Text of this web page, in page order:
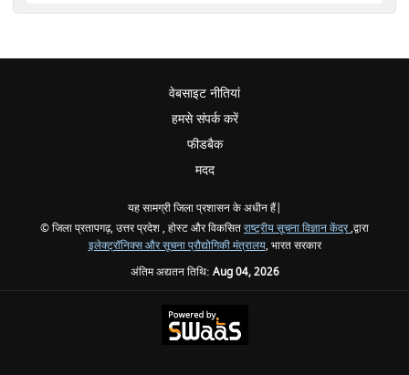
वेबसाइट नीतियां
हमसे संपर्क करें
फीडबैक
मदद
यह सामग्री जिला प्रशासन के अधीन हैं|
© जिला प्रतापगढ़, उत्तर प्रदेश , होस्ट और विकसितराष्ट्रीय सूचना विज्ञान केंद्र,द्वारा
इलेक्ट्रॉनिक्स और सूचना प्रौद्योगिकी मंत्रालय, भारत सरकार
अंतिम अद्यतन तिथि: Aug 04, 2026